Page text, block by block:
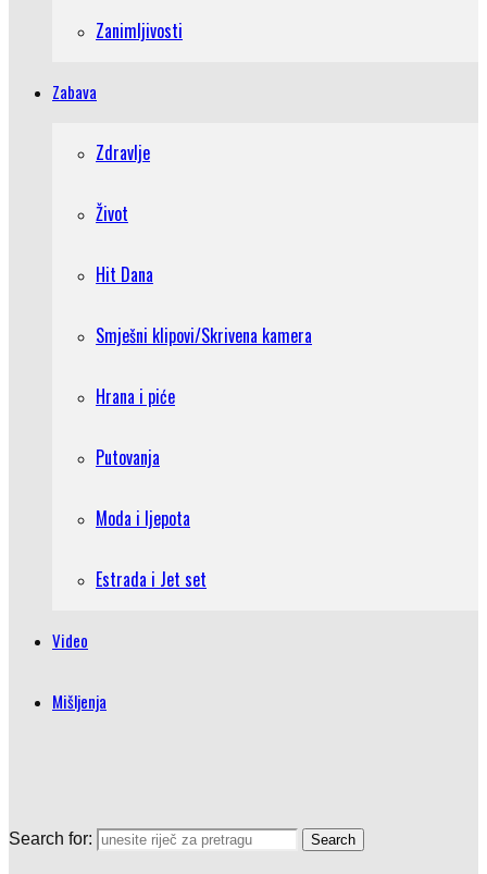
Zanimljivosti
Zabava
Zdravlje
Život
Hit Dana
Smješni klipovi/Skrivena kamera
Hrana i piće
Putovanja
Moda i ljepota
Estrada i Jet set
Video
Mišljenja
Search for: Search